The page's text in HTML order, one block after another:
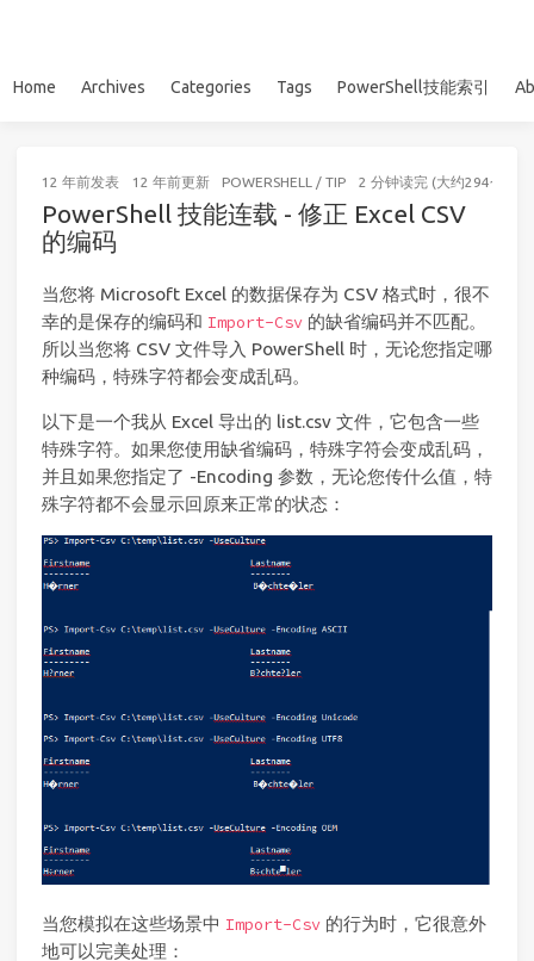
Home Archives Categories Tags PowerShell技能索引
12 年前发表 12 年前更新 POWERSHELL / TIP 2 分钟读完 (大约294个字)
PowerShell 技能连载 - 修正 Excel CSV
的编码
当您将 Microsoft Excel 的数据保存为 CSV 格式时，很不
幸的是保存的编码和 Import-Csv 的缺省编码并不匹配。
所以当您将 CSV 文件导入 PowerShell 时，无论您指定哪
种编码，特殊字符都会变成乱码。
以下是一个我从 Excel 导出的 list.csv 文件，它包含一些
特殊字符。如果您使用缺省编码，特殊字符会变成乱码，
并且如果您指定了 -Encoding 参数，无论您传什么值，特
殊字符都不会显示回原来正常的状态：
当您模拟在这些场景中 Import-Csv 的行为时，它很意外
地可以完美处理：